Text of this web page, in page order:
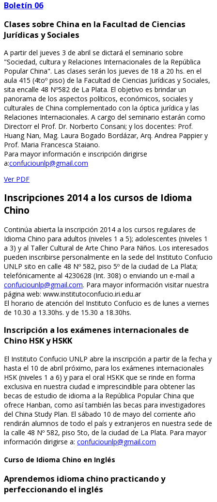
Boletín 06
Clases sobre China en la Facultad de Ciencias
Jurídicas y Sociales
A partir del jueves 3 de abril se dictará el seminario sobre
"Sociedad, cultura y Relaciones Internacionales de la República
Popular China". Las clases serán los jueves de 18 a 20 hs. en el
aula 415 (4toº piso) de la Facultad de Ciencias Jurídicas y Sociales,
sita encalle 48 Nº582 de La Plata. El objetivo es brindar un
panorama de los aspectos políticos, económicos, sociales y
culturales de China complementado con la óptica jurídica y las
Relaciones Internacionales. A cargo del seminario estarán como
Directorr el Prof. Dr. Norberto Consani; y los docentes: Prof.
Huang Nan, Mag. Laura Bogado Bordázar, Arq. Andrea Pappier y
Prof. Maria Francesca Staiano.
Para mayor información e inscripción dirigirse
a:confuciounlp@gmail.com
Ver PDF
Inscripciones 2014 a los cursos de Idioma
Chino
Continúa abierta la inscripción 2014 a los cursos regulares de
Idioma Chino para adultos (niveles 1 a 5); adolescentes (niveles 1
a 3) y al Taller Cultural de Arte Chino Para Niños. Los interesados
pueden inscribirse personalmente en la sede del Instituto Confucio
UNLP sito en calle 48 Nº 582, piso 5º de la ciudad de La Plata;
telefónicamente al 4230628 (Int. 308) o enviando un e-mail a
confuciounlp@gmail.com. Para mayor información visitar nuestra
página web: www.institutoconfucio.iri.edu.ar
El horario de atención del Instituto Confucio es de lunes a viernes
de 10.30 a 13.30hs. y de 15.30 a 18.30hs.
Inscripción a los exámenes internacionales de
Chino HSK y HSKK
El Instituto Confucio UNLP abre la inscripción a partir de la fecha y
hasta el 10 de abril próximo, para los exámenes internacionales
HSK (niveles 1 a 6) y para el oral HSKK que se rinde en forma
exclusiva en nuestra ciudad e imprescindible para obtener las
becas de estudio de idioma a la República Popular China que
ofrece Hanban, como así también las becas para investigadores
del China Study Plan. El sábado 10 de mayo del corriente año
rendirán alumnos de todo el país y extranjeros en nuestra sede de
la calle 48 Nº 582, piso 5to, de la ciudad de La Plata. Para mayor
información dirigirse a: confuciounlp@gmail.com
Curso de Idioma Chino en Inglés
Aprendemos idioma chino practicando y
perfeccionando el inglés